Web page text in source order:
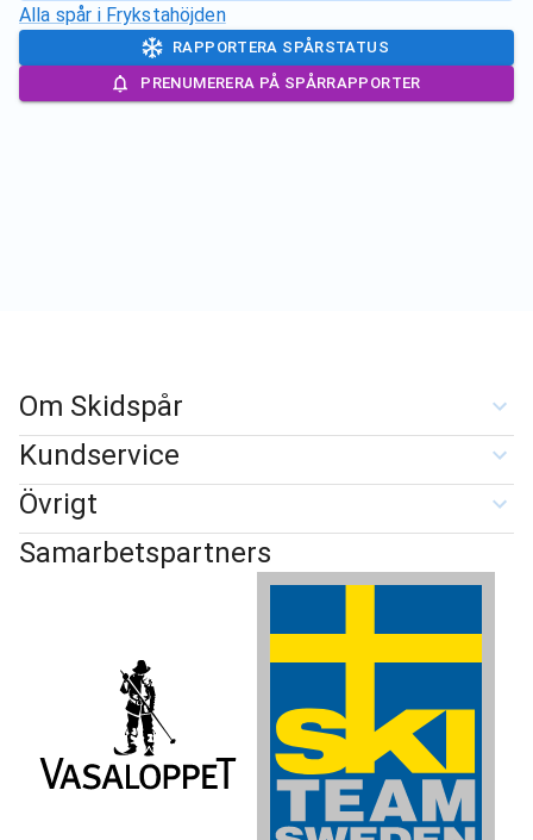
Alla spår i Frykstahöjden
RAPPORTERA SPÅRSTATUS
PRENUMERERA PÅ SPÅRRAPPORTER
Om Skidspår
Kundservice
Övrigt
Samarbetspartners